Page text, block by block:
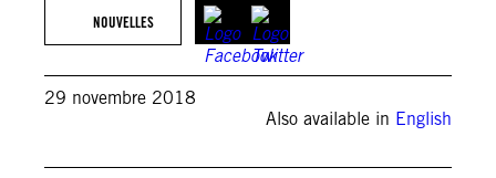
NOUVELLES
29 novembre 2018
Also available in English